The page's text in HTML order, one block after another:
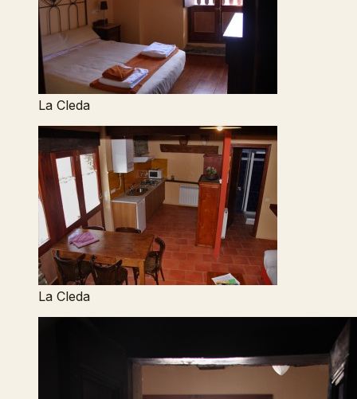
La Cleda
La Cleda